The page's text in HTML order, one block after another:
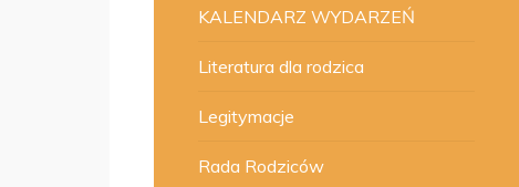
KALENDARZ WYDARZEŃ
Literatura dla rodzica
Legitymacje
Rada Rodziców